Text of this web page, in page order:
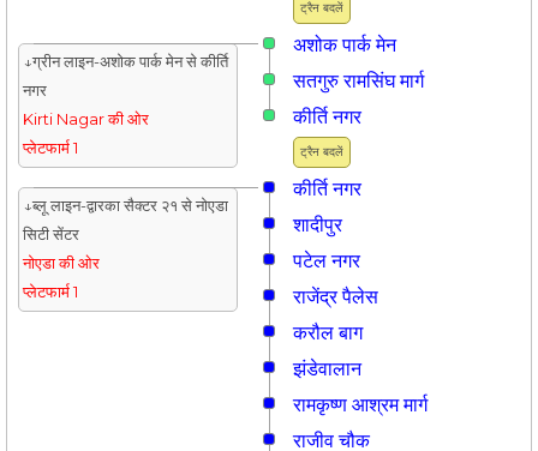
ट्रैन बदलें
अशोक पार्क मेन
↓ग्रीन लाइन-अशोक पार्क मेन से कीर्ति
नगर
Kirti Nagar की ओर
प्लेटफार्म 1
सतगुरु रामसिंघ मार्ग
ट्रैन बदलें
कीर्ति नगर
कीर्ति नगर
↓ब्लू लाइन-द्वारका सैक्टर २१ से नोएडा
सिटी सेंटर
नोएडा की ओर
प्लेटफार्म 1
शादीपुर
पटेल नगर
राजेंद्र पैलेस
करौल बाग
झंडेवालान
रामकृष्ण आश्रम मार्ग
राजीव चौक